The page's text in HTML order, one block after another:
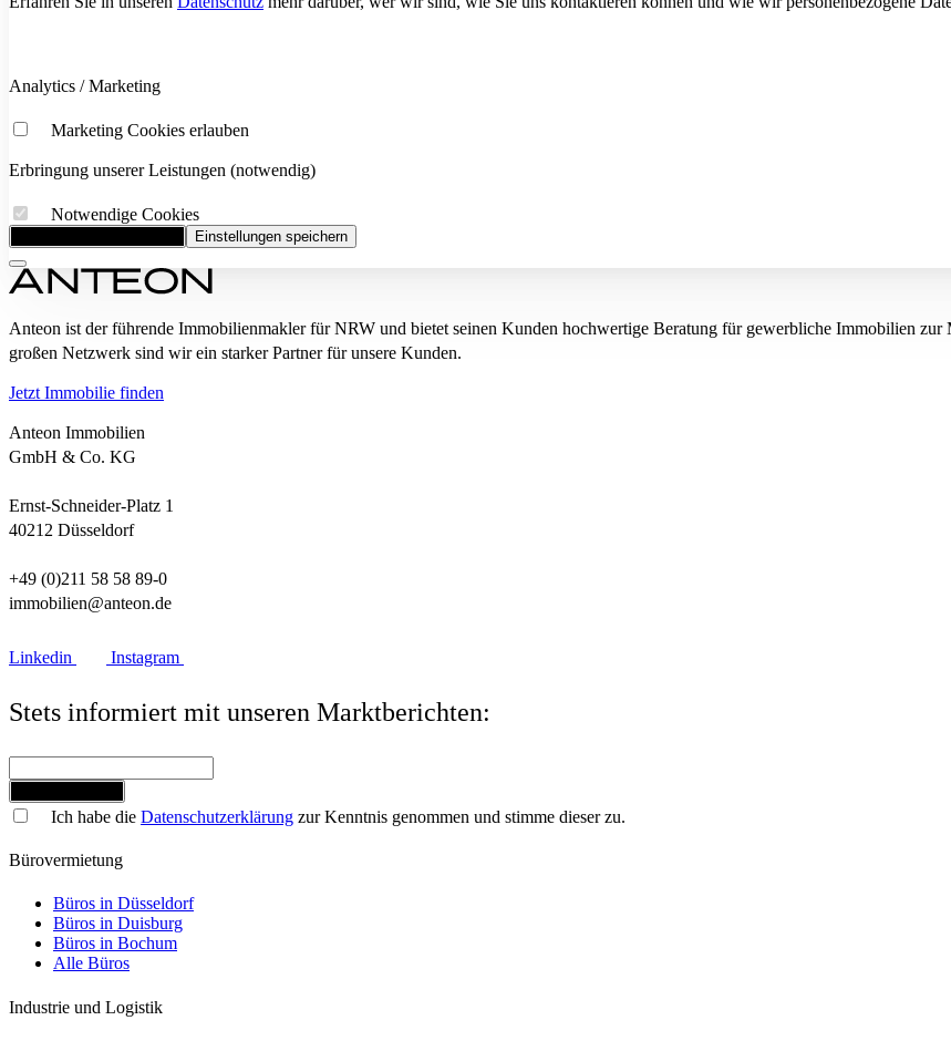
Analytics / Marketing
Marketing Cookies erlauben
Erbringung unserer Leistungen (notwendig)
Notwendige Cookies
Einstellungen speichern
Anteon ist der führende Immobilienmakler für NRW und bietet seinen Kunden hochwertige Beratung für gewerbliche Immobilien
großen Netzwerk sind wir ein starker Partner für unsere Kunden.
Jetzt Immobilie finden
Anteon Immobilien
GmbH & Co. KG
Ernst-Schneider-Platz 1
40212 Düsseldorf
+49 (0)211 58 58 89-0
immobilien@anteon.de
Linkedin Instagram
Stets informiert mit unseren Marktberichten:
Ich habe die Datenschutzerklärung zur Kenntnis genommen und stimme dieser zu.
Bürovermietung
Büros in Düsseldorf
Büros in Duisburg
Büros in Bochum
Alle Büros
Industrie und Logistik